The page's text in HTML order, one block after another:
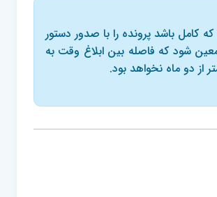
که کامل باشد پرونده را با صدور دستور
شود که فاصله بین ابلاغ وقت به
از دو ماه نخواهد بود.